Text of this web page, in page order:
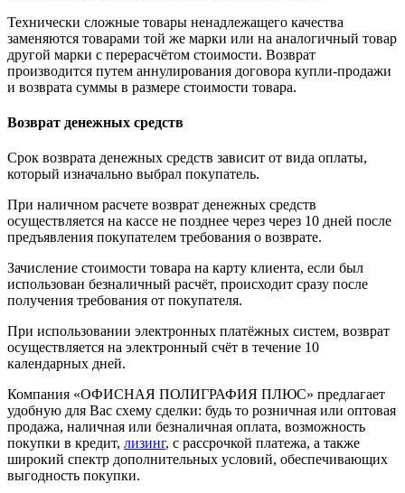
Технически сложные товары ненадлежащего качества
заменяются товарами той же марки или на аналогичный товар
другой марки с перерасчётом стоимости. Возврат
производится путем аннулирования договора купли-продажи
и возврата суммы в размере стоимости товара.
Возврат денежных средств
Срок возврата денежных средств зависит от вида оплаты,
который изначально выбрал покупатель.
При наличном расчете возврат денежных средств
осуществляется на кассе не позднее через через 10 дней после
предъявления покупателем требования о возврате.
Зачисление стоимости товара на карту клиента, если был
использован безналичный расчёт, происходит сразу после
получения требования от покупателя.
При использовании электронных платёжных систем, возврат
осуществляется на электронный счёт в течение 10
календарных дней.
Компания «ОФИСНАЯ ПОЛИГРАФИЯ ПЛЮС» предлагает
удобную для Вас схему сделки: будь то розничная или оптовая
продажа, наличная или безналичная оплата, возможность
покупки в кредит, лизинг, с рассрочкой платежа, а также
широкий спектр дополнительных условий, обеспечивающих
выгодность покупки.